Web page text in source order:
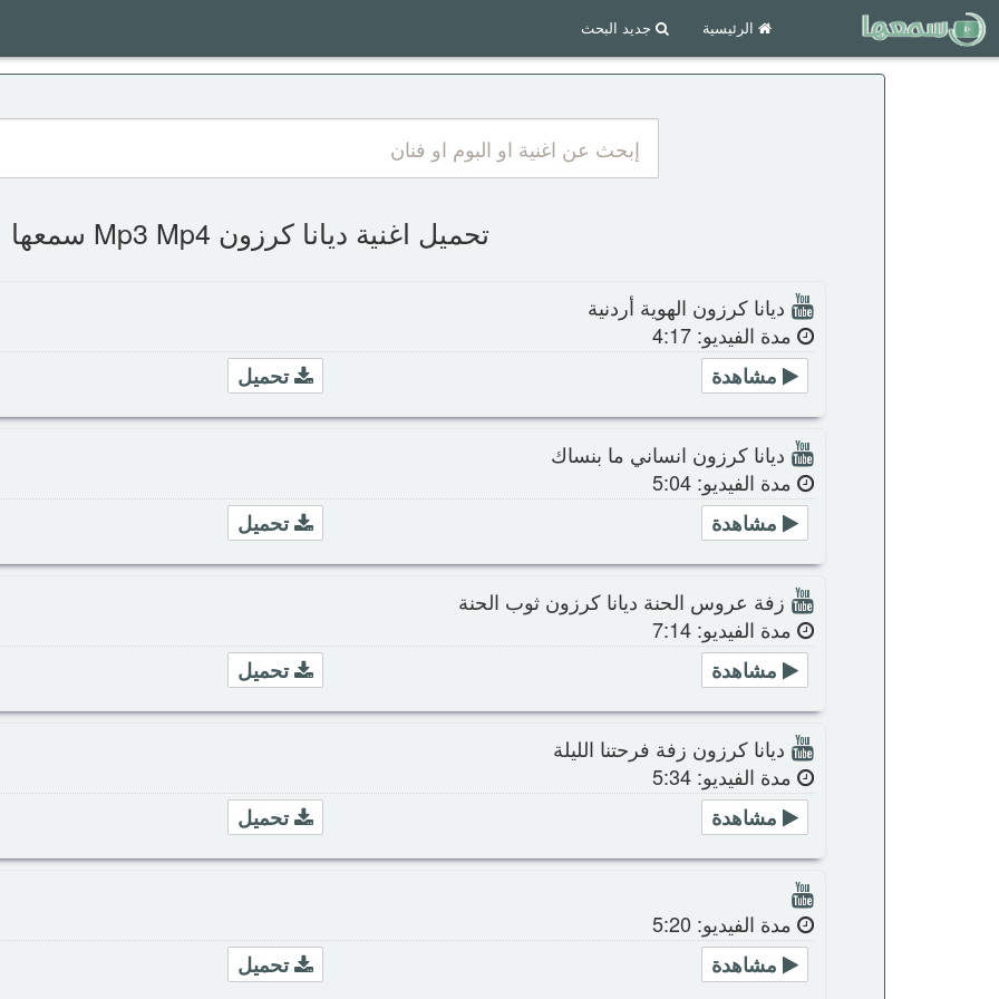
الرئيسية جديد البحث
تحميل اغنية ديانا كرزون Mp3 Mp4 سمعها
ديانا كرزون الهوية أردنية
مدة الفيديو: 4:17
تحميل
مشاهدة
ديانا كرزون انساني ما بنساك
مدة الفيديو: 5:04
تحميل
مشاهدة
زفة عروس الحنة ديانا كرزون ثوب الحنة
مدة الفيديو: 7:14
تحميل
مشاهدة
ديانا كرزون زفة فرحتنا الليلة
مدة الفيديو: 5:34
تحميل
مشاهدة
مدة الفيديو: 5:20
تحميل
مشاهدة